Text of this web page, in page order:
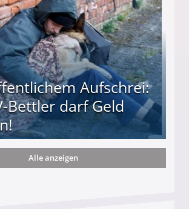
Aufschrei:
Bettler darf Geld
Alle anzeigen